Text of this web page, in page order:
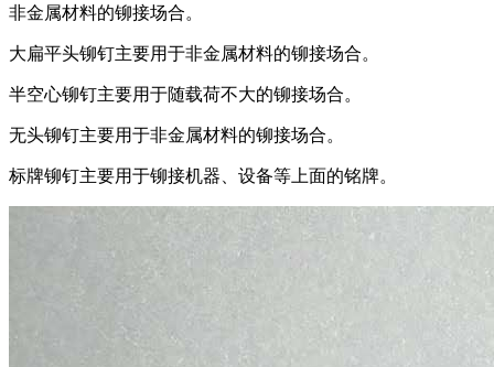
非金属材料的铆接场合。
大扁平头铆钉主要用于非金属材料的铆接场合。
半空心铆钉主要用于随载荷不大的铆接场合。
无头铆钉主要用于非金属材料的铆接场合。
标牌铆钉主要用于铆接机器、设备等上面的铭牌。